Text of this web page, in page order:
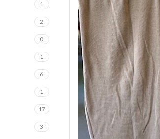
1
2
0
1
6
1
17
3